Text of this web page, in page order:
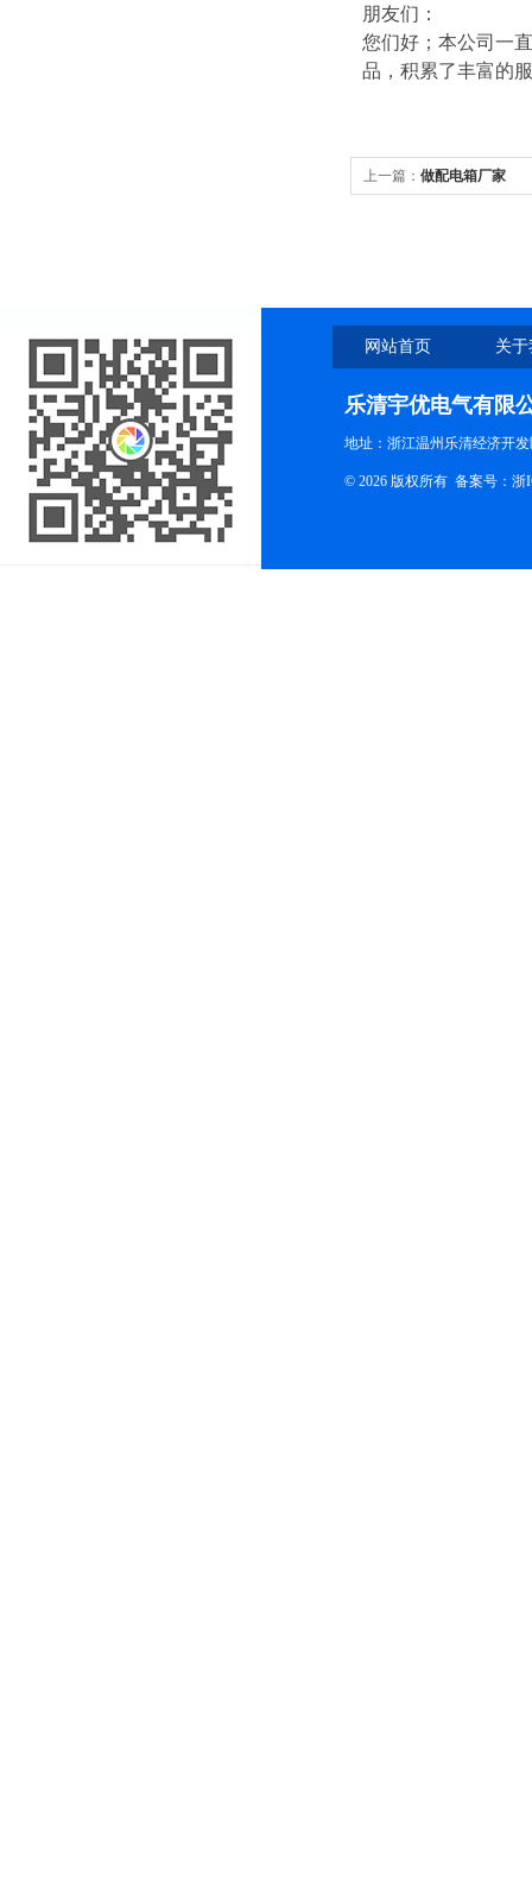
朋友们：
您们好；本公司一
品，积累了丰富的
上一篇： 做配电箱厂家
网站首页 关
乐清宇优电气有限
地址：浙江温州乐清经济开
© 2026 版权所有 备案号：浙